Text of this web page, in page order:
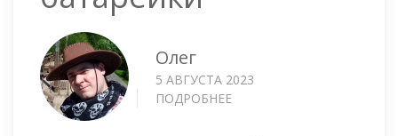
Олег
5 АВГУСТА 2023
ПОДРОБНЕЕ